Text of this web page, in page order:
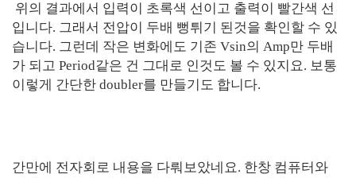
위의 결과에서 입력이 초록색 선이고 출력이 빨간색 선
입니다. 그래서 전압이 두배 뻥튀기 된것을 확인할 수 있
습니다. 그런데 작은 변화에도 기존 Vsin의 Amp만 두배
가 되고 Period같은 건 그대로 인것도 볼 수 있지요. 보통
이렇게 간단한 doubler를 만들기도 합니다.
간만에 전자회로 내용을 다뤄보았네요. 한창 컴퓨터와